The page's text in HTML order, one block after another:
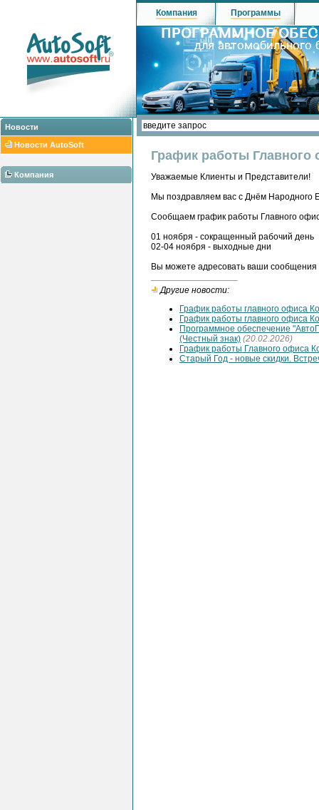
Новости
Новости AutoSoft
Компания
Компания Программы
График работы
Уважаемые Клиенты и Представители!
Мы поздравляем вас с Днём Народного
Сообщаем график работы Главного
01 ноября - сокращенный рабочий день
02-04 ноября - выходные дни
Вы можете адресовать ваши сообщения
Другие новости:
График работы главного офиса
График работы главного офиса
Программное обеспечение
(Честный знак) (20.02.2026)
График работы Главного офиса
Старый Год - новые скидки.